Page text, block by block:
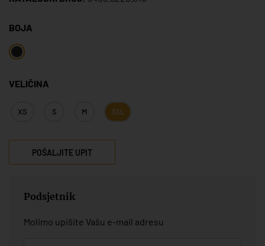
BOJA
VELIČINA
XS S M 3XL
POŠALJITE UPIT
Podsjetnik
Molimo upišite Vašu e-mail adresu